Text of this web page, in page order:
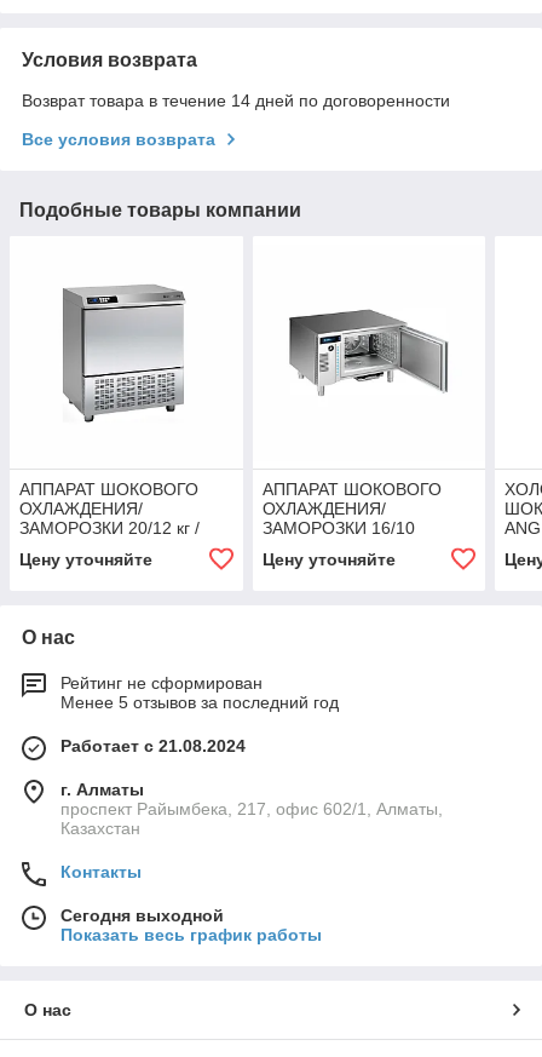
Условия возврата
Возврат товара в течение 14 дней по договоренности
Все условия возврата
Подобные товары компании
АППАРАТ ШОКОВОГО
ОХЛАЖДЕНИЯ/
ЗАМОРОЗКИ 20/12 кг /
Цену уточняйте
АППАРАТ ШОКОВОГО
ОХЛАЖДЕНИЯ/
ЗАМОРОЗКИ 16/10
Цену уточняйте
О нас
Рейтинг не сформирован
Менее 5 отзывов за последний год
Работает с 21.08.2024
г. Алматы
проспект Райымбека, 217, офис 602/1, Алматы,
Казахстан
Контакты
Сегодня выходной
Показать весь график работы
О нас